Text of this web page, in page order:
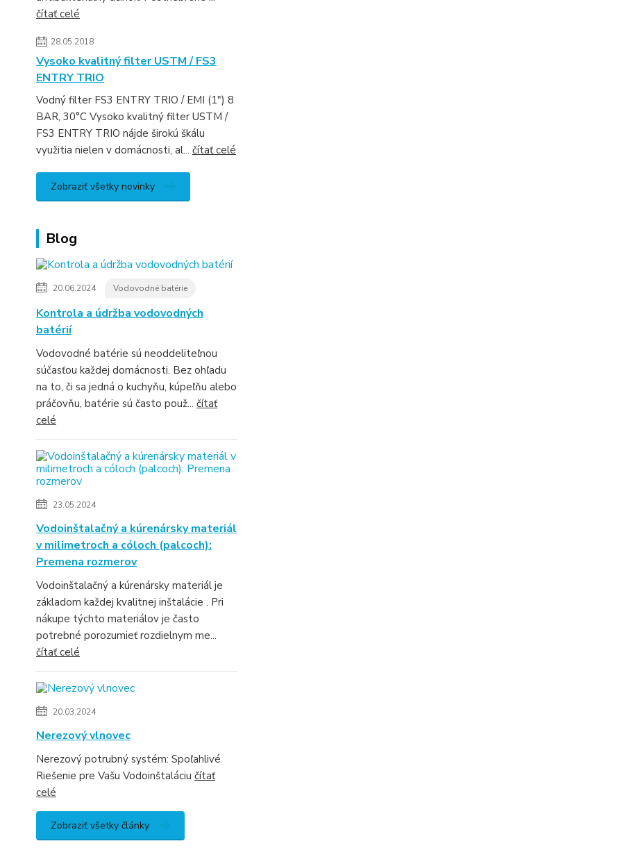
čítať celé
28.05.2018
Vysoko kvalitný filter USTM / FS3
ENTRY TRIO
Vodný filter FS3 ENTRY TRIO / EMI (1") 8
BAR, 30°C Vysoko kvalitný filter USTM /
FS3 ENTRY TRIO nájde širokú škálu
využitia nielen v domácnosti, al... čítať celé
Zobraziť všetky novinky
Blog
20.06.2024 Vodovodné batérie
Kontrola a údržba vodovodných
batérií
Vodovodné batérie sú neoddeliteľnou
súčasťou každej domácnosti. Bez ohľadu
na to, či sa jedná o kuchyňu, kúpeľňu alebo
práčovňu, batérie sú často použ... čítať
celé
23.05.2024
Vodoinštalačný a kúrenársky materiál
v milimetroch a cóloch (palcoch):
Premena rozmerov
Vodoinštalačný a kúrenársky materiál je
základom každej kvalitnej inštalácie . Pri
nákupe týchto materiálov je často
potrebné porozumieť rozdielnym me...
čítať celé
20.03.2024
Nerezový vlnovec
Nerezový potrubný systém: Spoľahlivé
Riešenie pre Vašu Vodoinštaláciu čítať
celé
Zobraziť všetky články